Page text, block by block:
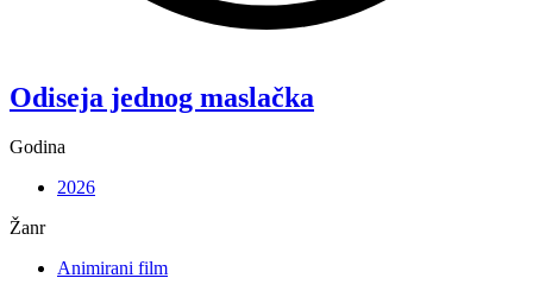
Odiseja jednog maslačka
Godina
2026
Žanr
Animirani film